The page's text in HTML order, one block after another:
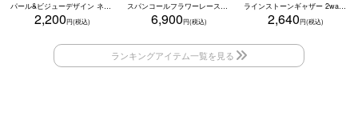
パール&ビジューデザイン ネックレス×ピアス×ブレスレット アクセサリー3set
2,200
スパンコールフラワーレースアンクルストラップハイヒールセパレートパンプス (ベージュ)
6,900
ラインストーンギャザー 2wayプリーツクラッチバッグ(ベージュ/シルバー/ブラック/ホワイト/レッド)
2,640